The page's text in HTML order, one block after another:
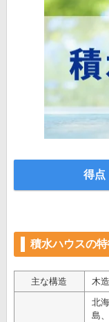
得点
積水ハウスの
主な構造 木
北
島